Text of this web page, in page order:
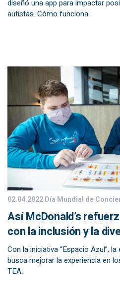
diseñó una app para impactar
autistas. Cómo funciona.
02.04.2022Día Mundial de
Así McDonald’s
con la inclusión y la
Con la iniciativa “Espacio Azul”,
busca mejorar la experiencia en
TEA.